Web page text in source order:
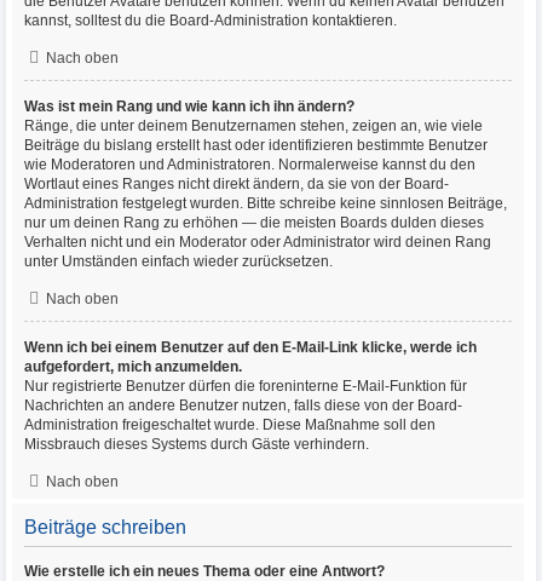
kannst, solltest du die Board-Administration kontaktieren.
Nach oben
Was ist mein Rang und wie kann ich ihn ändern?
Ränge, die unter deinem Benutzernamen stehen, zeigen an, wie viele
Beiträge du bislang erstellt hast oder identifizieren bestimmte Benutzer
wie Moderatoren und Administratoren. Normalerweise kannst du den
Wortlaut eines Ranges nicht direkt ändern, da sie von der Board-
Administration festgelegt wurden. Bitte schreibe keine sinnlosen Beiträge,
nur um deinen Rang zu erhöhen — die meisten Boards dulden dieses
Verhalten nicht und ein Moderator oder Administrator wird deinen Rang
unter Umständen einfach wieder zurücksetzen.
Nach oben
Wenn ich bei einem Benutzer auf den E-Mail-Link klicke, werde ich
aufgefordert, mich anzumelden.
Nur registrierte Benutzer dürfen die foreninterne E-Mail-Funktion für
Nachrichten an andere Benutzer nutzen, falls diese von der Board-
Administration freigeschaltet wurde. Diese Maßnahme soll den
Missbrauch dieses Systems durch Gäste verhindern.
Nach oben
Beiträge schreiben
Wie erstelle ich ein neues Thema oder eine Antwort?